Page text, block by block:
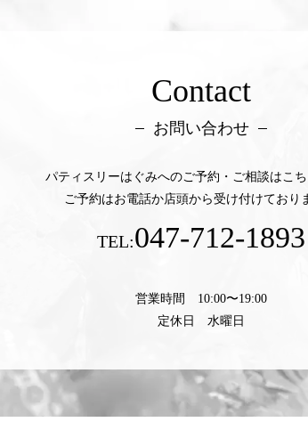
Contact
お問い合わせ
パティスリーはぐみへのご予約・ご相談はこち
ご予約はお電話か店頭から受け付けており
TEL:047-712-1893
営業時間 10:00〜19:00
定休日 水曜日